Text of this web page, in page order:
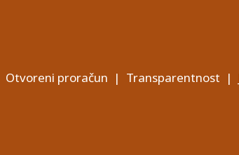
Otvoreni proračun | Transparentnost |